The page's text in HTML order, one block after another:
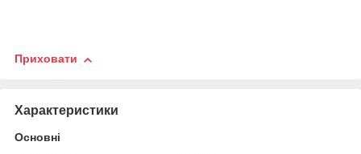
Приховати
Характеристики
Основні